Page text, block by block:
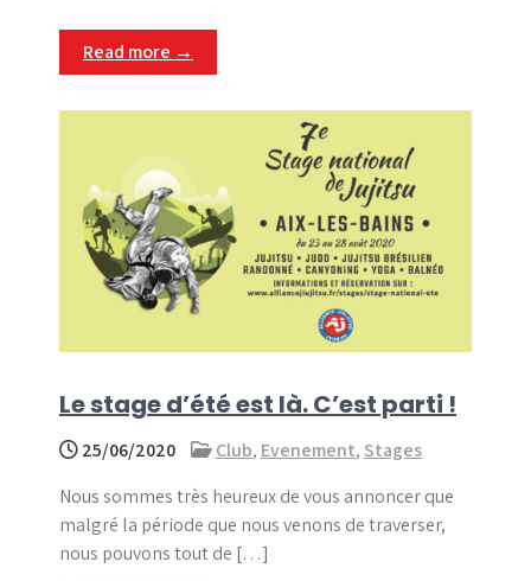
Read more →
Le stage d’été est là. C’est parti !
25/06/2020 Club, Evenement, Stages
Nous sommes très heureux de vous annoncer que
malgré la période que nous venons de traverser,
nous pouvons tout de […]